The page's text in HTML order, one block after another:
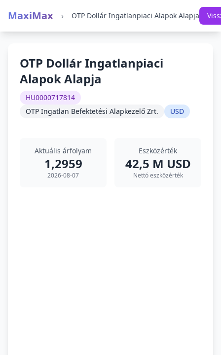
MaxiMax › OTP Dollár Ingatlanpiaci Alapok Alapja
OTP Dollár Ingatlanpiaci
Alapok Alapja
HU0000717814
OTP Ingatlan Befektetési Alapkezelő Zrt.
USD
Aktuális árfolyam
1,2959
2026-08-07
Eszközérték
42,5 M USD
Nettó eszközérték